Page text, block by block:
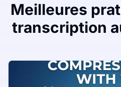
Meilleures
transcription